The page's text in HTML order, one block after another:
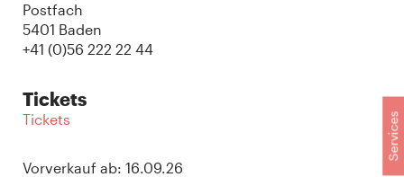
Services
Postfach
5401 Baden
+41 (0)56 222 22 44
Tickets
Tickets
Vorverkauf ab: 16.09.26